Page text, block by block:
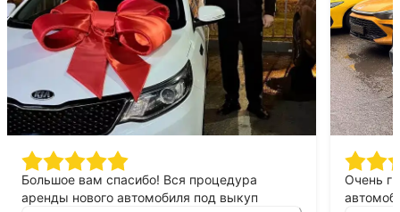
Большое вам спасибо! Вся процедура
аренды нового автомобиля под выкуп
Очень